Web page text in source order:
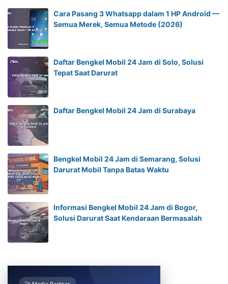
Cara Pasang 3 Whatsapp dalam 1 HP Android —
Semua Merek, Semua Metode (2026)
Daftar Bengkel Mobil 24 Jam di Solo, Solusi
Tepat Saat Darurat
Daftar Bengkel Mobil 24 Jam di Surabaya
Bengkel Mobil 24 Jam di Semarang, Solusi
Darurat Mobil Tanpa Batas Waktu
Informasi Bengkel Mobil 24 Jam di Bogor,
Solusi Darurat Saat Kendaraan Bermasalah